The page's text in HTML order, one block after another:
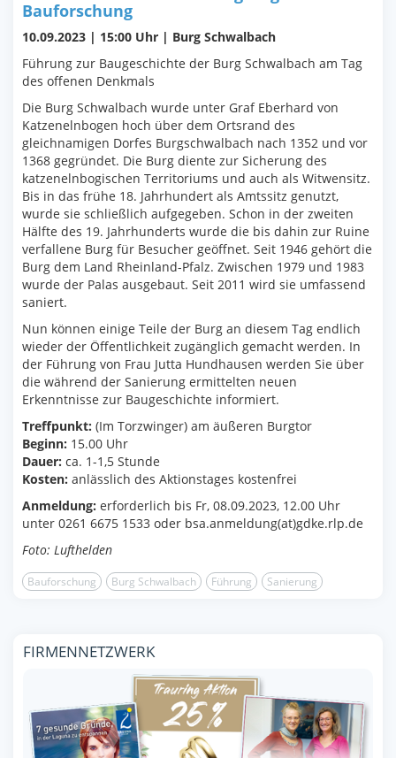
Bauforschung
10.09.2023 | 15:00 Uhr | Burg Schwalbach
Führung zur Baugeschichte der Burg Schwalbach am Tag
des offenen Denkmals
Die Burg Schwalbach wurde unter Graf Eberhard von
Katzenelnbogen hoch über dem Ortsrand des
gleichnamigen Dorfes Burgschwalbach nach 1352 und vor
1368 gegründet. Die Burg diente zur Sicherung des
katzenelnbogischen Territoriums und auch als Witwensitz.
Bis in das frühe 18. Jahrhundert als Amtssitz genutzt,
wurde sie schließlich aufgegeben. Schon in der zweiten
Hälfte des 19. Jahrhunderts wurde die bis dahin zur Ruine
verfallene Burg für Besucher geöffnet. Seit 1946 gehört die
Burg dem Land Rheinland-Pfalz. Zwischen 1979 und 1983
wurde der Palas ausgebaut. Seit 2011 wird sie umfassend
saniert.
Nun können einige Teile der Burg an diesem Tag endlich
wieder der Öffentlichkeit zugänglich gemacht werden. In
der Führung von Frau Jutta Hundhausen werden Sie über
die während der Sanierung ermittelten neuen
Erkenntnisse zur Baugeschichte informiert.
Treffpunkt: (Im Torzwinger) am äußeren Burgtor
Beginn: 15.00 Uhr
Dauer: ca. 1-1,5 Stunde
Kosten: anlässlich des Aktionstages kostenfrei
Anmeldung: erforderlich bis Fr, 08.09.2023, 12.00 Uhr
unter 0261 6675 1533 oder bsa.anmeldung(at)gdke.rlp.de
Foto: Lufthelden
Bauforschung Burg Schwalbach Führung Sanierung
FIRMENNETZWERK